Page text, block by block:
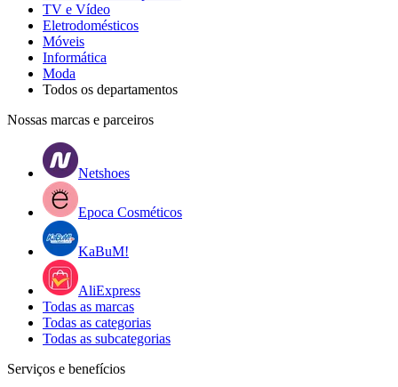
TV e Vídeo
Eletrodomésticos
Móveis
Informática
Moda
Todos os departamentos
Nossas marcas e parceiros
Netshoes
Epoca Cosméticos
KaBuM!
AliExpress
Todas as marcas
Todas as categorias
Todas as subcategorias
Serviços e benefícios